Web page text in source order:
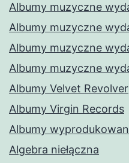
Albumy muzyczne
Albumy muzyczne
Albumy muzyczne
Albumy muzyczne
Albumy Velvet Revolver
Albumy Virgin Records
Albumy
Algebra niełączna